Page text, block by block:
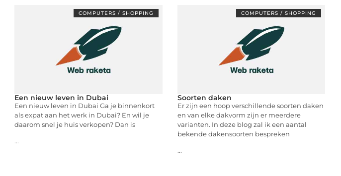
COMPUTERS / SHOPPING
Een nieuw leven in Dubai
Een nieuw leven in Dubai Ga je binnenkort
als expat aan het werk in Dubai? En wil je
daarom snel je huis verkopen? Dan is
...
COMPUTERS / SHOPPING
Soorten daken
Er zijn een hoop verschillende soorten daken
en van elke dakvorm zijn er meerdere
varianten. In deze blog zal ik een aantal
bekende dakensoorten bespreken
...